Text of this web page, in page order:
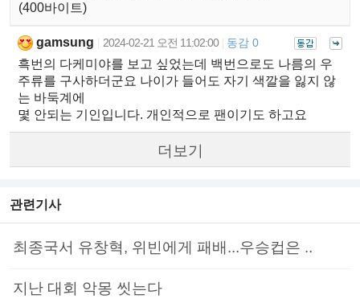
(400바이트)
gamsung 2024-02-21 오전 11:02:00 동감 0
흑번의 다케미야를 보고 싶었는데 백번으로도 나름의 우
주류를 구사하더군요 나이가 들어도 자기 색깔을 잃지 않
는 바둑계에
몇 안되는 기인입니다. 개인적으로 팬이기도 하고요
더보기
관련기사
최종국서 유창혁, 위빈에게 패배...우승컵은 ..
지난 대회 악몽 씻는다